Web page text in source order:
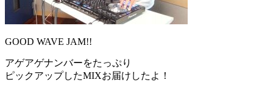
GOOD WAVE JAM!!
アゲアゲナンバーをたっぷり
ピックアップしたMIXお届けしたよ！